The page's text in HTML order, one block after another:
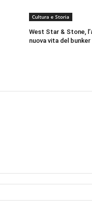
Cultura e Storia
West Star & Stone,
nuova vita del